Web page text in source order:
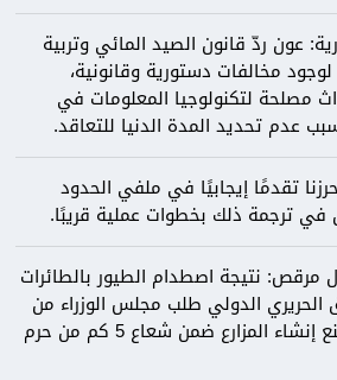
عون ردّ قانون الصيد المائي وتربية
لوجود مخالفات دستورية وقانونية،
مصلحة لتكنولوجيا المعلومات في
عدم تحديد المدة الدنيا للتعاقد.
تقدمًا إيجابيًا في ملفي الحدود
في ترجمة ذلك بخطوات عملية قريبًا.
مرقص: نتيجة اصطدام الطيور بالطائرات
الدولي طلب مجلس الوزراء من
وزارة الزراعة منع إنشاء المزارع ضمن شعاع 5 كم من حرم